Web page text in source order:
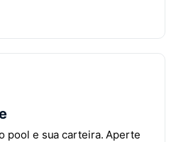
pool e sua carteira. Aperte